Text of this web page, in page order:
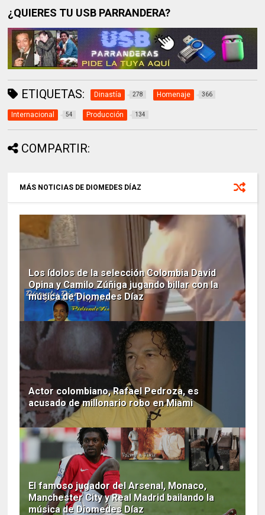
¿QUIERES TU USB PARRANDERA?
ETIQUETAS: Dinastía 278 Homenaje 366
Internacional 54 Producción 134
COMPARTIR:
MÁS NOTICIAS DE DIOMEDES DÍAZ
Los ídolos de la selección Colombia David
Opina y Camilo Zúñiga jugando billar con la
música de Diomedes Díaz
Actor colombiano, Rafael Pedroza, es
acusado de millonario robo en Miami
El famoso jugador del Arsenal, Monaco,
Manchester City y Real Madrid bailando la
música de Diomedes Díaz